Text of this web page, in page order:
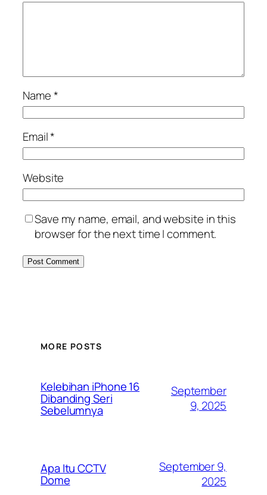
Name*
Email*
Website
Save my name, email, and website in this
browser for the next time I comment.
MORE POSTS
Kelebihan iPhone 16
Dibanding Seri
Sebelumnya
September
9, 2025
Apa Itu CCTV
Dome
September 9,
2025